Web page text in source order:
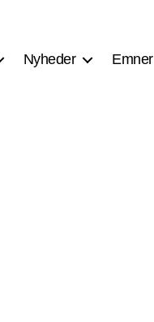
Nyheder Emner